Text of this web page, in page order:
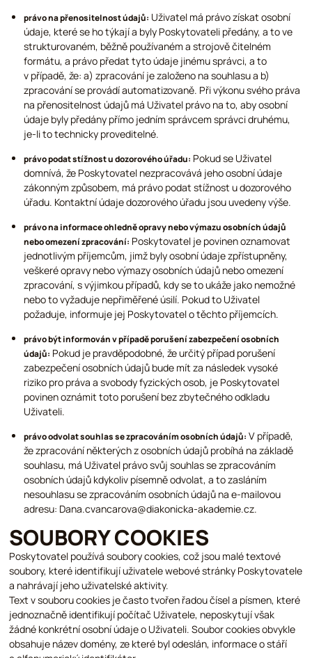
právo na přenositelnost údajů: Uživatel má právo získat osobní
údaje, které se ho týkají a byly Poskytovateli předány, a to ve
strukturovaném, běžně používaném a strojově čitelném
formátu, a právo předat tyto údaje jinému správci, a to
v případě, že: a) zpracování je založeno na souhlasu a b)
zpracování se provádí automatizovaně. Při výkonu svého práva
na přenositelnost údajů má Uživatel právo na to, aby osobní
údaje byly předány přímo jedním správcem správci druhému,
je-li to technicky proveditelné.
právo podat stížnost u dozorového úřadu: Pokud se Uživatel
domnívá, že Poskytovatel nezpracovává jeho osobní údaje
zákonným způsobem, má právo podat stížnost u dozorového
úřadu. Kontaktní údaje dozorového úřadu jsou uvedeny výše.
právo na informace ohledně opravy nebo výmazu osobních údajů
nebo omezení zpracování: Poskytovatel je povinen oznamovat
jednotlivým příjemcům, jimž byly osobní údaje zpřístupněny,
veškeré opravy nebo výmazy osobních údajů nebo omezení
zpracování, s výjimkou případů, kdy se to ukáže jako nemožné
nebo to vyžaduje nepřiměřené úsilí. Pokud to Uživatel
požaduje, informuje jej Poskytovatel o těchto příjemcích.
právo být informován v případě porušení zabezpečení osobních
údajů: Pokud je pravděpodobné, že určitý případ porušení
zabezpečení osobních údajů bude mít za následek vysoké
riziko pro práva a svobody fyzických osob, je Poskytovatel
povinen oznámit toto porušení bez zbytečného odkladu
Uživateli.
právo odvolat souhlas se zpracováním osobních údajů: V případě,
že zpracování některých z osobních údajů probíhá na základě
souhlasu, má Uživatel právo svůj souhlas se zpracováním
osobních údajů kdykoliv písemně odvolat, a to zasláním
nesouhlasu se zpracováním osobních údajů na e-mailovou
adresu: Dana.cvancarova@diakonicka-akademie.cz.
SOUBORY COOKIES
Poskytovatel používá soubory cookies, což jsou malé textové
soubory, které identifikují uživatele webové stránky Poskytovatele
a nahrávají jeho uživatelské aktivity.
Text v souboru cookies je často tvořen řadou čísel a písmen, které
jednoznačně identifikují počítač Uživatele, neposkytují však
žádné konkrétní osobní údaje o Uživateli. Soubor cookies obvykle
obsahuje název domény, ze které byl odeslán, informace o stáří